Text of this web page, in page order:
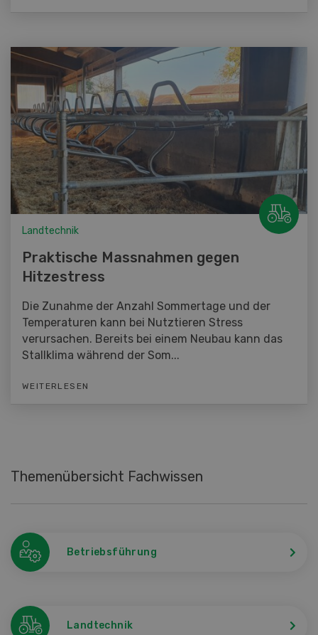
Landtechnik
Praktische Massnahmen gegen
Hitzestress
Die Zunahme der Anzahl Sommertage und der
Temperaturen kann bei Nutztieren Stress
verursachen. Bereits bei einem Neubau kann das
Stallklima während der Som...
WEITERLESEN
Themenübersicht Fachwissen
Betriebsführung
Landtechnik